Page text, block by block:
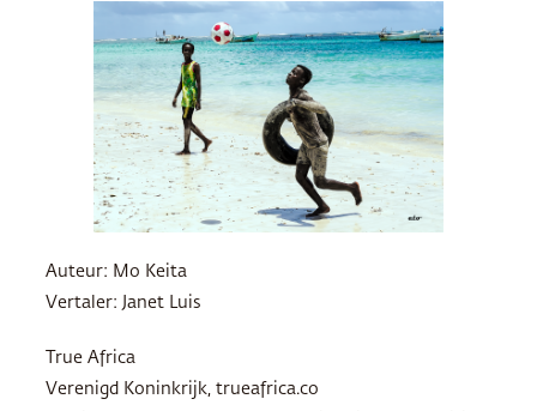
Auteur: Mo Keita
Vertaler: Janet Luis
True Africa
Verenigd Koninkrijk, trueafrica.co